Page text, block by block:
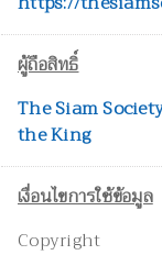
ผู้ถือสิทธิ์
The Siam
the King
เงื่อนไขการใช้ข้อมูล
Copyright